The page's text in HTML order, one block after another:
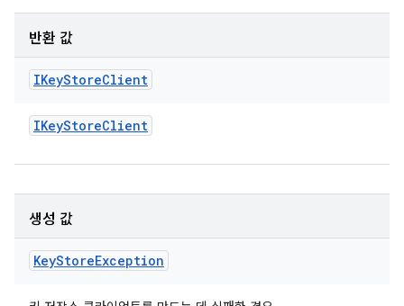
반환 값
IKeyStoreClient
IKeyStoreClient
생성 값
KeyStoreException